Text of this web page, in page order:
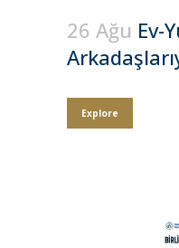
26 Ağu Ev-
Explore